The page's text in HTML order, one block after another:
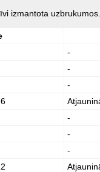
izmantota uzbrukumos.
-
-
-
-
-
-